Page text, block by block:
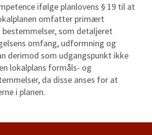
ifølge planlovens § 19 til at
omfatter primært
som detaljeret
omfang, udformning og
derimod som udgangspunkt ikke
lokalplans formåls- og
da disse anses for at
i planen.